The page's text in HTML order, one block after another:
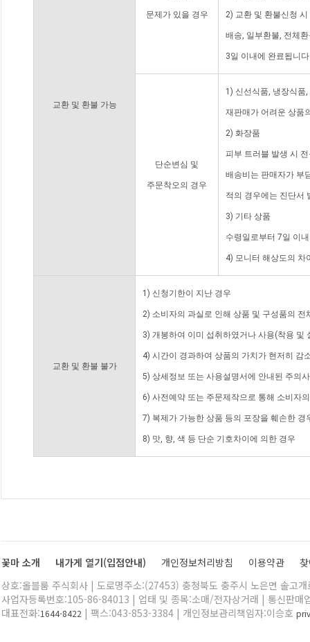
교환 및 환불 가능
문제가 있을 경우 2) 교환 및 환불신청
배송, 일부환불, 전체
3일 이내에 완료됩니
단순변심 및
주문착오의 경우
1) 신선식품, 냉장식품
재판매가 어려운 상품
2) 화장품
피부 트러블 발생 시
배송비는 판매자가 부
적의 경우에는 진단서
3) 기타 상품
수령일로부터 7일 이
4) 모니터 해상도의 차
교환 및 환불 불가
1) 신청기한이 지난 경우
2) 소비자의 과실로 인해 상품 및 구성품의
3) 개봉하여 이미 섭취하였거나 사용(착용 및
4) 시간이 경과하여 상품의 가치가 현저히 감
5) 상세정보 또는 사용설명서에 안내된 주의
6) 사전예약 또는 주문제작으로 통해 소비자
7) 복제가 가능한 상품 등의 포장을 훼손한 경
8) 맛, 향, 색 등 단순 기호차이에 의한 경우
꽃마 소개 내가게 열기(입점안내) 개인정보처리방침 이용약관
상호:올블룸 주식회사 | 도로명주소:(27453) 충청북도 충주시 노은면 솔고
사업자등록번호:105-86-84013 | 업태 및 종목:소매/전자상거래 | 통신판매
대표전화:1644-8422 | 팩스:043-853-3384 | 개인정보관리책임자:이승호